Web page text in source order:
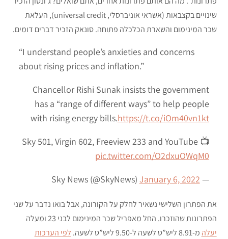
שינויים בקצבאות (אשראי אוניברסלי, universal credit), העלאת
שכר המינימום והשארת הכלכלה פתוחה. סונאק הזכיר דברים דומים.
“I understand people’s anxieties and concerns
about rising prices and inflation.”
Chancellor Rishi Sunak insists the government
has a “range of different ways” to help people
with rising energy bills.https://t.co/iOm40vn1kt
📺 Sky 501, Virgin 602, Freeview 233 and YouTube
pic.twitter.com/O2dxuOWqM0
— Sky News (@SkyNews)
January 6, 2022
את הפתרון השלישי נשאיר לחלק על הקורונה, אבל בואו נדבר על שני
הפתרונות שהוזכרו. החל מאפריל שכר המינימום לבני 23 ומעלה
יעלה מ-8.91 ליש”ט לשעה ל-9.50 ליש”ט לשעה.
לפי הערכות